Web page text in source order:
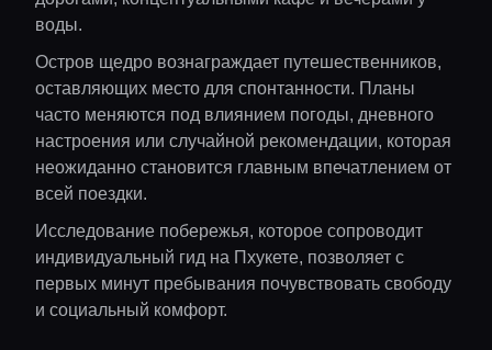
воды.
Остров щедро вознаграждает путешественников,
оставляющих место для спонтанности. Планы
часто меняются под влиянием погоды, дневного
настроения или случайной рекомендации, которая
неожиданно становится главным впечатлением от
всей поездки.
Исследование побережья, которое сопроводит
индивидуальный гид на Пхукете, позволяет с
первых минут пребывания почувствовать свободу
и социальный комфорт.